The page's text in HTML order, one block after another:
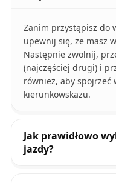
Zanim przystąpisz do
upewnij się, że masz
Następnie zwolnij,
(najczęściej drugi) i
również, aby spojrzeć
kierunkowskazu.
Jak prawidłowo
jazdy?